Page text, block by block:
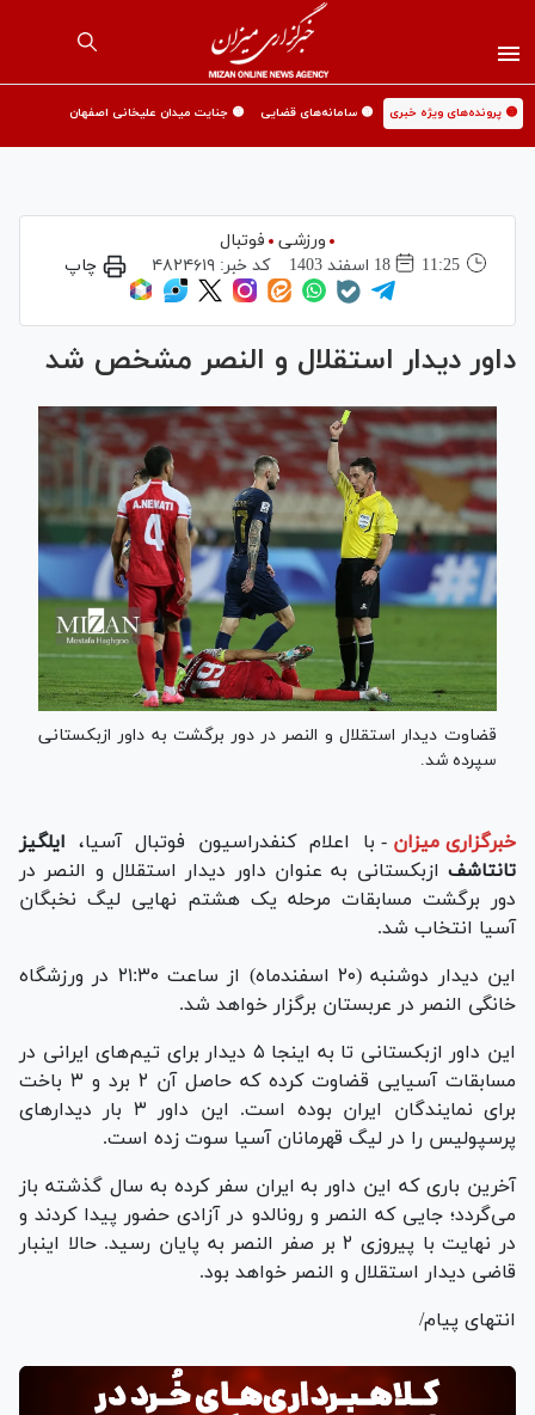
🟡 پرونده‌های ویژه خبری 🟡 سامانه‌های قضایی 🟡 جنایت میدان علیخانی اصفهان
ورزشی
فوتبال
11:25
18 اسفند 1403 کد خبر:۴۸۲۴۶۱۹ چاپ
داور دیدار استقلال و النصر مشخص شد
قضاوت دیدار استقلال و النصر در دور برگشت به داور ازبکستانی
سپرده شد.
خبرگزاری میزان - با اعلام کنفدراسیون فوتبال آسیا، ایلگیز
تانتاشف ازبکستانی به عنوان داور دیدار استقلال و النصر در
دور برگشت مسابقات مرحله یک هشتم نهایی لیگ نخبگان
آسیا انتخاب شد.
این دیدار دوشنبه (۲۰ اسفندماه) از ساعت ۲۱:۳۰ در ورزشگاه
خانگی النصر در عربستان برگزار خواهد شد.
این داور ازبکستانی تا به اینجا ۵ دیدار برای تیم‌های ایرانی در
مسابقات آسیایی قضاوت کرده که حاصل آن ۲ برد و ۳ باخت
برای نمایندگان ایران بوده است. این داور ۳ بار دیدار‌های
پرسپولیس را در لیگ قهرمانان آسیا سوت زده است.
آخرین باری که این داور به ایران سفر کرده به سال گذشته باز
می‌گردد؛ جایی که النصر و رونالدو در آزادی حضور پیدا کردند و
در نهایت با پیروزی ۲ بر صفر النصر به پایان رسید. حالا اینبار
قاضی دیدار استقلال و النصر خواهد بود.
انتهای پیام/